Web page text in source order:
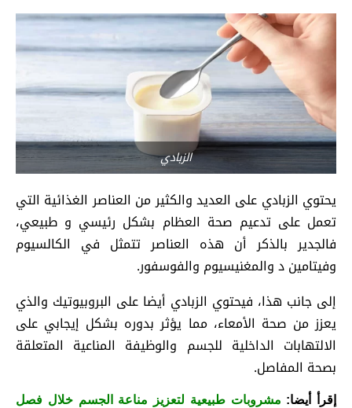
الزبادي
يحتوي الزبادي على العديد والكثير من العناصر الغذائية التي
تعمل على تدعيم صحة العظام بشكل رئيسي و طبيعي،
فالجدير بالذكر أن هذه العناصر تتمثل في الكالسيوم
وفيتامين د والمغنيسيوم والفوسفور.
إلى جانب هذا، فيحتوي الزبادي أيضا على البروبيوتيك والذي
يعزز من صحة الأمعاء، مما يؤثر بدوره بشكل إيجابي على
الالتهابات الداخلية للجسم والوظيفة المناعية المتعلقة
بصحة المفاصل.
إقرأ أيضا: مشروبات طبيعية لتعزيز مناعة الجسم خلال فصل